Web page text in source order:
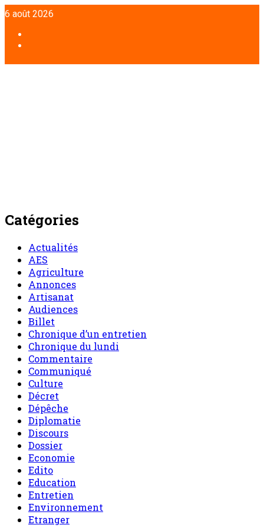
Aller
au
contenu
6 août 2026
Catégories
Actualités
AES
Agriculture
Annonces
Artisanat
Audiences
Billet
Chronique d’un entretien
Chronique du lundi
Commentaire
Communiqué
Culture
Décret
Dépêche
Diplomatie
Discours
Dossier
Economie
Edito
Education
Entretien
Environnement
Etranger